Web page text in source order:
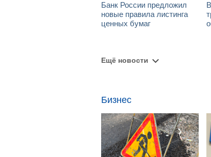
Банк России предложил
новые правила листинга
ценных бумаг
Ещё новости
Бизнес